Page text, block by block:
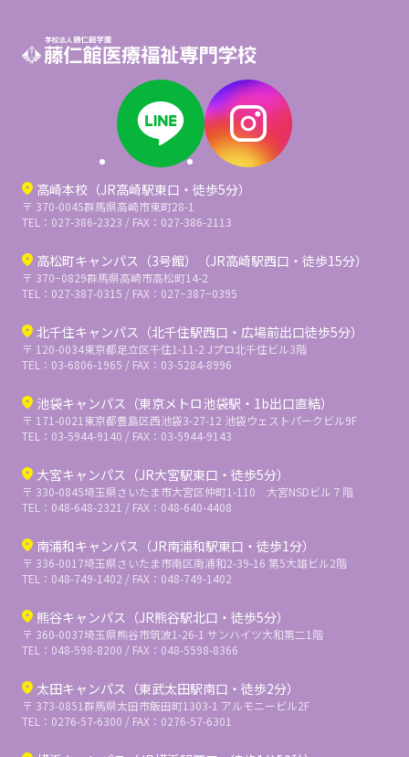
高崎本校（JR高崎駅東口・徒歩5分）
〒 370-0045群馬県高崎市東町28-1
TEL：027-386-2323 / FAX：027-386-2113
高松町キャンパス（3号館）（JR高崎駅西口・徒歩15分）
〒 370−0829群馬県高崎市高松町14-2
TEL：027-387-0315 / FAX：027−387−0395
北千住キャンパス（北千住駅西口・広場前出口徒歩5分）
〒 120-0034東京都足立区千住1-11-2 Jプロ北千住ビル3階
TEL：03-6806-1965 / FAX：03-5284-8996
池袋キャンパス（東京メトロ池袋駅・1b出口直結）
〒 171-0021 東京都豊島区西池袋3-27-12 池袋ウェストパークビル9F
TEL：03-5944-9140 / FAX：03-5944-9143
大宮キャンパス（JR大宮駅東口・徒歩5分）
〒 330-0845埼玉県さいたま市大宮区仲町1-110 大宮NSDビル７階
TEL：048-648-2321 / FAX：048-640-4408
南浦和キャンパス（JR南浦和駅東口・徒歩1分）
〒 336-0017埼玉県さいたま市南区南浦和2-39-16 第5大雄ビル2階
TEL：048-749-1402 / FAX：048-749-1402
熊谷キャンパス（JR熊谷駅北口・徒歩5分）
〒 360-0037埼玉県熊谷市筑波1-26-1 サンハイツ大和第二1階
TEL：048-598-8200 / FAX：048-5598-8366
太田キャンパス（東武太田駅南口・徒歩2分）
〒 373-0851群馬県太田市飯田町1303-1 アルモニービル2F
TEL：0276-57-6300 / FAX：0276-57-6301